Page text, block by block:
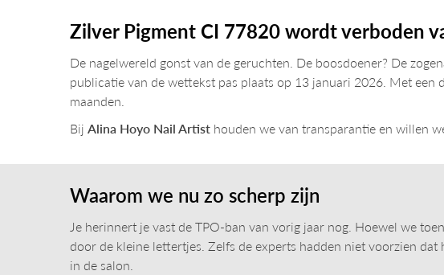
Zilver Pigment CI 77820 wordt verboden
De nagelwereld gonst van de geruchten. De boosdoener? De
publicatie van de wettekst pas plaats op 13 januari 2026. Met een
maanden.
Bij Alina Hoyo Nail Artist houden we van transparantie en willen
Waarom we nu zo scherp zijn
Je herinnert je vast de TPO-ban van vorig jaar nog. Hoewel we
door de kleine lettertjes. Zelfs de experts hadden niet voorzien
in de salon.